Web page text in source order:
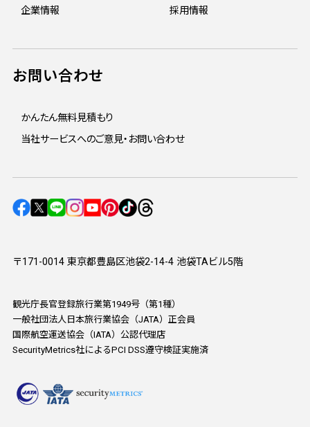
〒171-0014 東京都豊島区池袋2-14-4 池袋TAビル5階
観光庁長官登録旅行業第1949号（第1種）
一般社団法人日本旅行業協会（JATA）正会員
国際航空運送協会（IATA）公認代理店
SecurityMetrics社によるPCI DSS遵守検証実施済
企業情報 採用情報
お問い合わせ
かんたん無料見積もり
当社サービスへのご意見・お問い合わせ